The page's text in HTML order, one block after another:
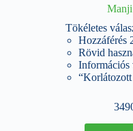
Tökéletes
Hozzáférés
Rövid
Információs